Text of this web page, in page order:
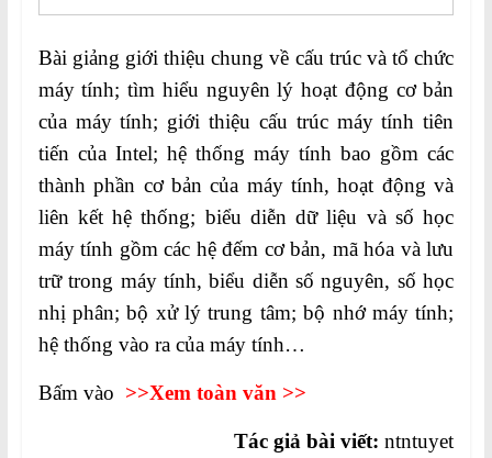
Bài giảng giới thiệu chung về cấu trúc và tổ chức
máy tính; tìm hiểu nguyên lý hoạt động cơ bản
của máy tính; giới thiệu cấu trúc máy tính tiên
tiến của Intel; hệ thống máy tính bao gồm các
thành phần cơ bản của máy tính, hoạt động và
liên kết hệ thống; biểu diễn dữ liệu và số học
máy tính gồm các hệ đếm cơ bản, mã hóa và lưu
trữ trong máy tính, biểu diễn số nguyên, số học
nhị phân; bộ xử lý trung tâm; bộ nhớ máy tính;
hệ thống vào ra của máy tính…
Bấm vào >>Xem toàn văn >>
Tác giả bài viết:ntntuyet